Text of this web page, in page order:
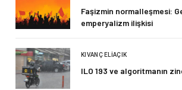
Faşizmin normalleşmesi:
emperyalizm ilişkisi
KIVANÇ ELIAÇIK
ILO 193 ve algoritmanın